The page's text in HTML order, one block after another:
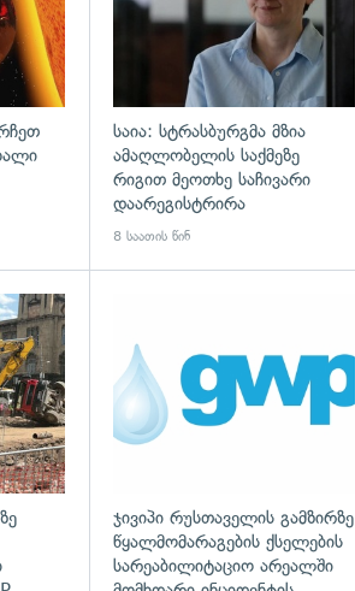
საია: სტრასბურგმა მზია
ამაღლობელის საქმეზე
რიგით მეოთხე საჩივარი
დაარეგისტრირა
8 საათის წინ
ჯივიპი რუსთაველის გამზირზე
წყალმომარაგების ქსელების
სარეაბილიტაციო არეალში